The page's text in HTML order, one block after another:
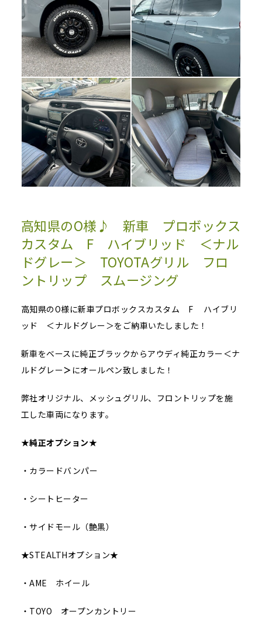
高知県のO様♪ 新車 プロボックス
カスタム F ハイブリッド ＜ナル
ドグレー＞ TOYOTAグリル フロ
ントリップ スムージング
高知県のO様に新車プロボックスカスタム F ハイブリ
ッド ＜ナルドグレー＞をご納車いたしました！
新車をベースに純正ブラックからアウディ純正カラー＜ナ
ルドグレー＞ にオールペン致しました！
弊社オリジナル、メッシュグリル、フロントリップを施
工した車両になります。
★純正オプション★
・カラードバンパー
・シートヒーター
・サイドモール（艶黒）
★STEALTHオプション★
・AME ホイール
・TOYO オープンカントリー